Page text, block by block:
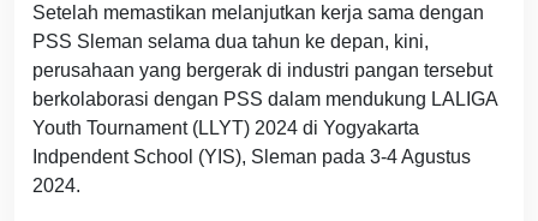
Setelah memastikan melanjutkan kerja sama dengan
PSS Sleman selama dua tahun ke depan, kini,
perusahaan yang bergerak di industri pangan tersebut
berkolaborasi dengan PSS dalam mendukung LALIGA
Youth Tournament (LLYT) 2024 di Yogyakarta
Indpendent School (YIS), Sleman pada 3-4 Agustus
2024.